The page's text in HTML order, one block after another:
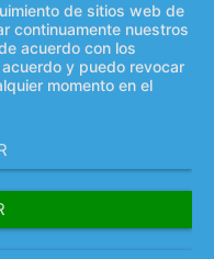
de sitios web de
continuamente nuestros
acuerdo con los
y puedo revocar
momento en el